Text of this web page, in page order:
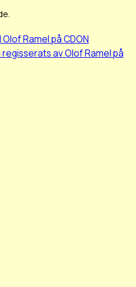
Ramel på CDON
av Olof Ramel på